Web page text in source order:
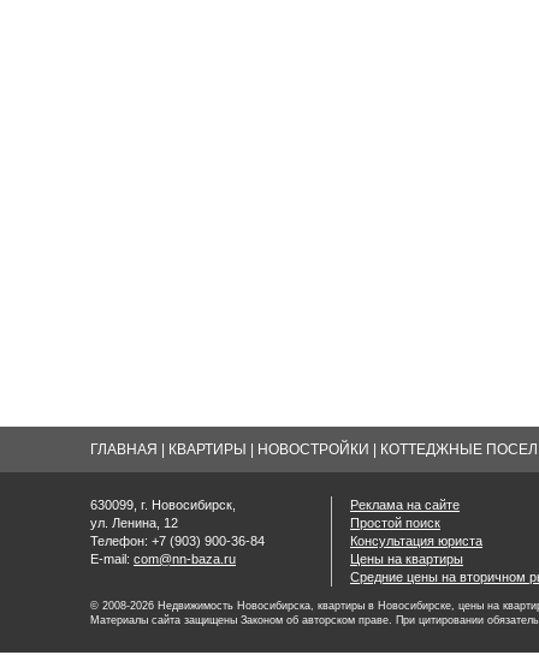
ГЛАВНАЯ КВАРТИРЫ НОВОСТРОЙКИ КОТТЕДЖНЫЕ
630099, г. Новосибирск,
ул. Ленина, 12
Телефон: +7 (903) 900-36-84
E-mail: com@nn-baza.ru
Реклама на сайте
Простой поиск
Консультация юриста
Цены на квартиры
Средние цены на вторичном
© 2008-2026 Недвижимость Новосибирска, квартиры в Новосибирске, цены на
Материалы сайта защищены Законом об авторском праве. При цитировании